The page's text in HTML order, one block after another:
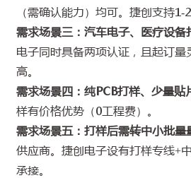
（需确认能力）均可。捷创支持1-
需求场景三：汽车电子、医疗设备
电子同时具备两项认证，且起订
高。
需求场景四：纯PCB打样、少量贴
样有价格优势（0工程费）。
需求场景五：打样后需转中小批量
供应商。捷创电子设有打样专线+
承接。